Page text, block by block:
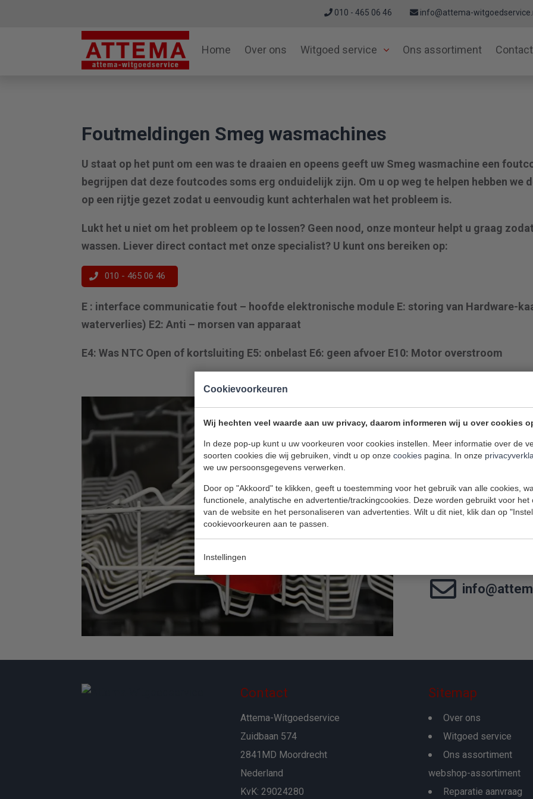
Cookievoorkeuren
Wij hechten veel waarde aan uw privacy, daarom informeren wij u over cookies
In deze pop-up kunt u uw voorkeuren voor cookies instellen. Meer informatie over de
soorten cookies die wij gebruiken, vindt u op onze cookies pagina. In onze
we uw persoonsgegevens verwerken.
Door op "Akkoord" te klikken, geeft u toestemming voor het gebruik van alle cookies,
functionele, analytische en advertentie/trackingcookies. Deze worden gebruikt voor het
van de website en het personaliseren van advertenties. Wilt u dit niet, klik dan op
cookievoorkeuren aan te passen.
Instellingen
010 - 465 06 46 info@attema-
Home Over ons Witgoed service Ons assortiment Contact
Foutmeldingen Smeg wasmachines
U staat op het punt om een was te draaien en opeens geeft uw Smeg wasmachine een
begrijpen dat deze foutcodes soms erg onduidelijk zijn. Om u op weg te helpen hebben we
op een rijtje gezet zodat u eenvoudig kunt achterhalen wat het probleem is.
Lukt het u niet om het probleem op te lossen? Geen nood, onze monteur helpt u graag
wassen. Liever direct contact met onze specialist? U kunt ons bereiken op:
010 - 465 06 46
E : interface communicatie fout – hoofde elektronische module E: storing van Hardware-
waterverlies) E2: Anti – morsen van apparaat
E4: Was NTC Open of kortsluiting E5: onbelast E6: geen afvoer E10: Motor overstroom
Advies
monteur
Neem contact met
u langs.
010 - 465
Contact
Attema-Witgoedservice
Zuidbaan 574
2841MD Moordrecht
Nederland
KvK: 29024280
Sitemap
Over ons
Witgoed service
Ons assortiment
webshop-assortiment
Reparatie aanvraag